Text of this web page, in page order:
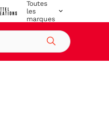
Toutes
les
marques
Rechercher